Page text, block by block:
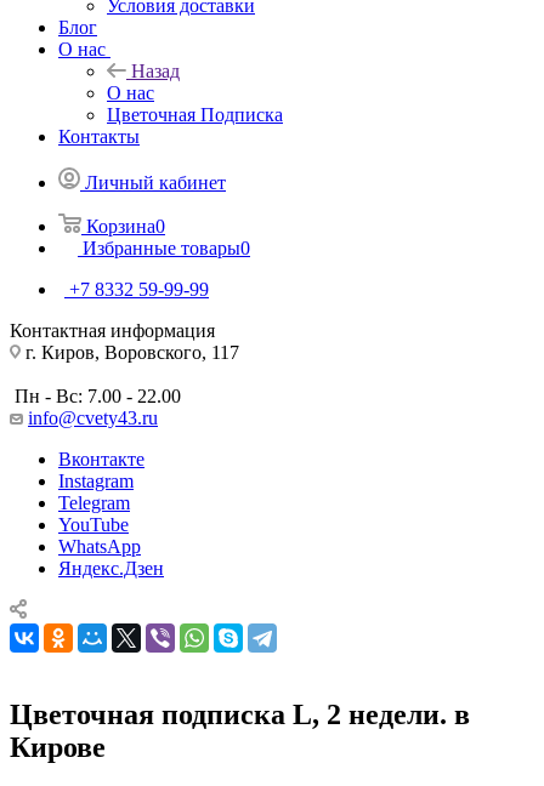
Условия доставки
Блог
О нас
Назад
О нас
Цветочная Подписка
Контакты
Личный кабинет
Корзина0
Избранные товары0
+7 8332 59-99-99
Контактная информация
г. Киров, Воровского, 117
Пн - Вс: 7.00 - 22.00
info@cvety43.ru
Вконтакте
Instagram
Telegram
YouTube
WhatsApp
Яндекс.Дзен
Цветочная подписка L, 2 недели. в
Кирове